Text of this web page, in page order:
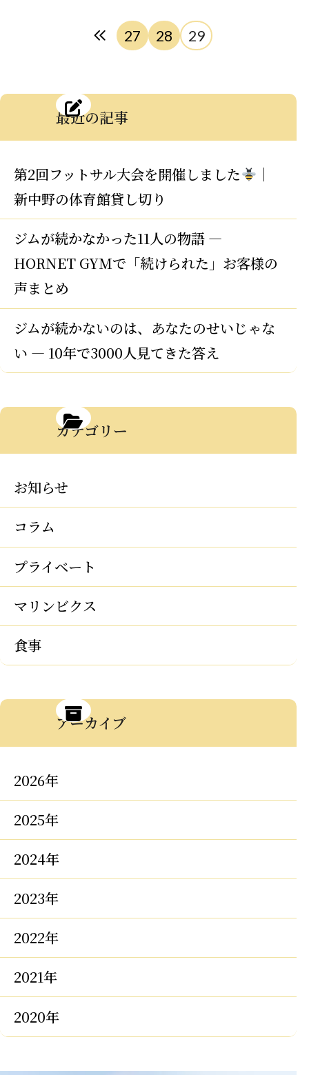
27 28 29
最近の記事
第2回フットサル大会を開催しました
｜
新中野の体育館貸し切り
ジムが続かなかった11人の物語 —
HORNET GYMで「続けられた」お客様の
声まとめ
ジムが続かないのは、あなたのせいじゃな
い — 10年で3000人見てきた答え
カテゴリー
お知らせ
コラム
プライベート
マリンビクス
食事
アーカイブ
2026年
2025年
2024年
2023年
2022年
2021年
2020年